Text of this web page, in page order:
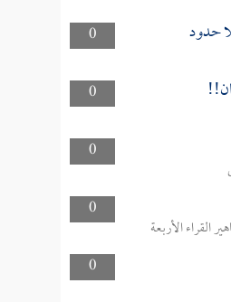
0 حدود
0
0
0
القراء الأربعة
0